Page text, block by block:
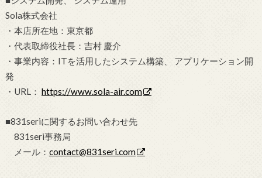
Sola株式会社
・本店所在地：東京都
・代表取締役社長：吉村 慶介
・事業内容：ITを活用したシステム構築、 アプリケーション開
発
・URL： https://www.sola-air.com
■831seriに関するお問い合わせ先
831seri事務局
メール： contact@831seri.com